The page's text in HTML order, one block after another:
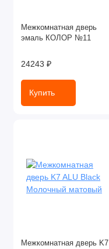
Межкомнатная дверь
эмаль КОЛОР №11
24243 ₽
Купить
Межкомнатная дверь K7